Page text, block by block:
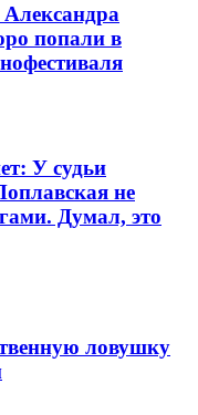
попали в
У судьи
не
Думал, это
ловушку